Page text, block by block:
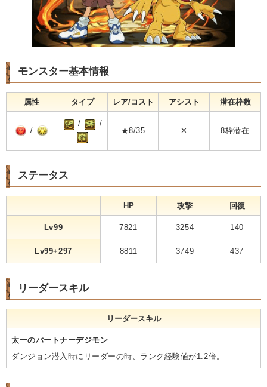
モンスター基本情報
属性 タイプ レア/コスト アシスト 潜在枠数
/
/ /
★8/35 ✕ 8枠潜在
ステータス
HP 攻撃 回復
Lv99 7821 3254 140
Lv99+297 8811 3749 437
リーダースキル
リーダースキル
太一のパートナーデジモン
ダンジョン潜入時にリーダーの時、ランク経験値が1.2倍。